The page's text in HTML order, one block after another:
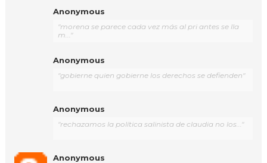
Anonymous
"morena se parece cada vez más al pri antes se lla
m..."
Anonymous
"gobierne quien gobierne los derechos se defienden"
Anonymous
"rechazamos la política salinista de claudia no los..."
Anonymous